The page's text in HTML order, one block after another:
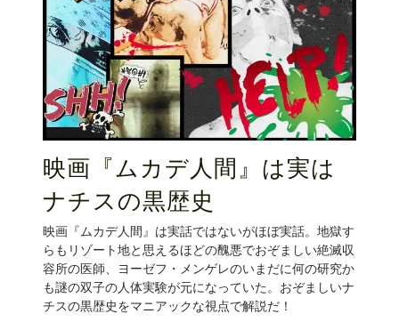
映画『ムカデ人間』は実は
ナチスの黒歴史
映画『ムカデ人間』は実話ではないがほぼ実話。地獄す
らもリゾート地と思えるほどの醜悪でおぞましい絶滅収
容所の医師、ヨーゼフ・メンゲレのいまだに何の研究か
も謎の双子の人体実験が元になっていた。おぞましいナ
チスの黒歴史をマニアックな視点で解説だ！